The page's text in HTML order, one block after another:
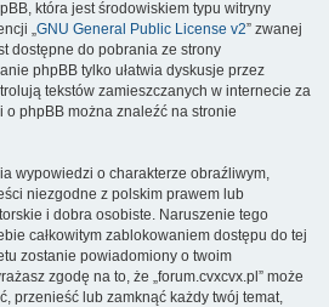
która jest środowiskiem typu witryny
„GNU General Public License v2” zwanej
dostępne do pobrania ze strony
phpBB tylko ułatwia dyskusje przez
tekstów zamieszczanych w internecie za
phpBB można znaleźć na stronie
wypowiedzi o charakterze obraźliwym,
niezgodne z polskim prawem lub
i dobra osobiste. Naruszenie tego
całkowitym zablokowaniem dostępu do tej
zostanie powiadomiony o twoim
zgodę na to, że „forum.cvxcvx.pl” może
przenieść lub zamknąć każdy twój temat,